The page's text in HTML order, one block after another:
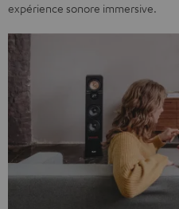
expérience sonore immersive.